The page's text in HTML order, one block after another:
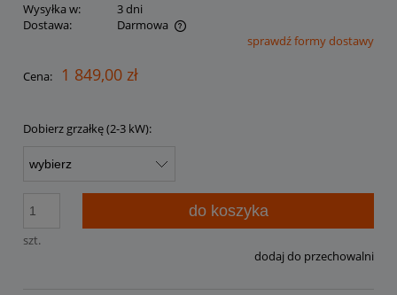
Wysyłka w:
3 dni
Dostawa:
Darmowa
Cena nie zawiera ewentualnych kosztów płatnościsprawdź formy dostawy
Cena: 1 849,00 zł
Dobierz grzałkę (2-3 kW):
szt.
do koszyka
dodaj do przechowalni